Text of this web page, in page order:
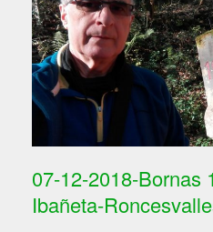
07-12-2018-Bornas
Ibañeta-